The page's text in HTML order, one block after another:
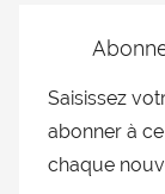
Saisissez
abonner à
chaque